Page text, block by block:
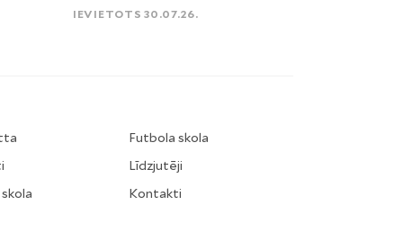
IEVIETOTS 30.07.26.
Futbola skola
Līdzjutēji
Kontakti